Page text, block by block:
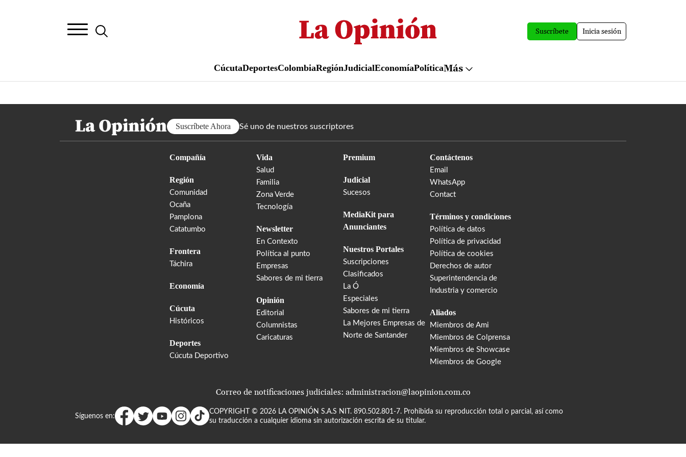
al
contenido
Suscríbete Inicia sesión
CúcutaDeportesColombiaRegiónJudicialEconomíaPolíticaMás
Suscríbete Ahora Sé uno de nuestros suscriptores
Compañía
Región
Comunidad
Ocaña
Pamplona
Catatumbo
Frontera
Táchira
Economía
Cúcuta
Históricos
Deportes
Cúcuta Deportivo
Vida
Salud
Familia
Zona Verde
Tecnología
Newsletter
En Contexto
Política al punto
Empresas
Sabores de mi tierra
Opinión
Editorial
Columnistas
Caricaturas
Premium
Judicial
Sucesos
MediaKit para
Anunciantes
Nuestros Portales
Suscripciones
Clasificados
La Ó
Especiales
Sabores de mi tierra
La Mejores Empresas de
Norte de Santander
Contáctenos
Email
WhatsApp
Contact
Términos y condiciones
Política de datos
Política de privacidad
Política de cookies
Derechos de autor
Superintendencia de
Industria y comercio
Aliados
Miembros de Ami
Miembros de Colprensa
Miembros de Showcase
Miembros de Google
Correo de notificaciones judiciales: administracion@laopinion.com.co
Síguenos en:
COPYRIGHT © 2026 LA OPINIÓN S.A.S NIT. 890.502.801-7. Prohibida su reproducción total o parcial, así como
su traducción a cualquier idioma sin autorización escrita de su titular.